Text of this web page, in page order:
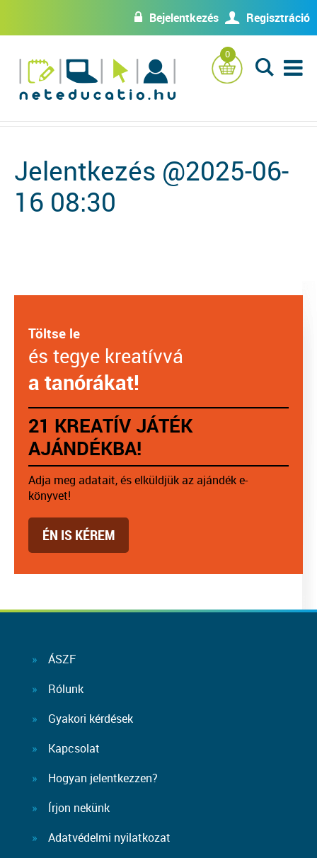
w Bejelentkezés U Regisztráció
0
L
Jelentkezés @2025-06-
16 08:30
Töltse le
és tegye kreatívvá
a tanórákat!
21 KREATÍV JÁTÉK
AJÁNDÉKBA!
Adja meg adatait, és elküldjük az ajándék e-
könyvet!
ÉN IS KÉREM
ÁSZF
Rólunk
Gyakori kérdések
Kapcsolat
Hogyan jelentkezzen?
Írjon nekünk
Adatvédelmi nyilatkozat